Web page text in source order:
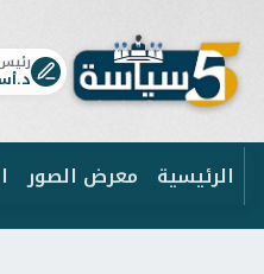
الرئيسية معرض الصور